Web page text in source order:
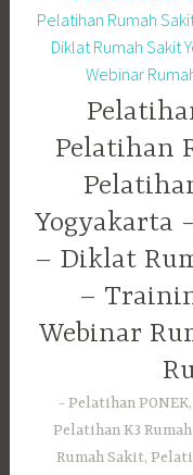
Pelatihan
Yogyakarta
– Diklat
–
Webinar
Pelatihan
Pelatihan K3
Rumah Sakit,